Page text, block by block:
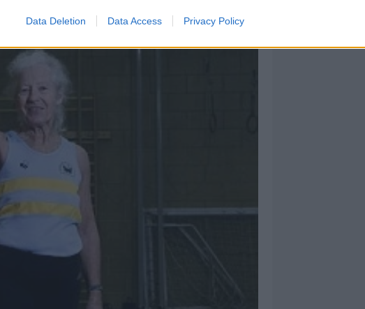
Data Deletion Data Access Privacy Policy